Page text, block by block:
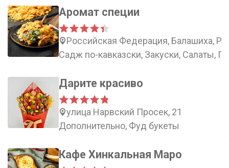
Аромат специи
Российская Федерация, Балашиха,
Садж по-кавказски, Закуски, Салаты,
Дарите красиво
улица Нарвский Просек, 21
Дополнительно, Фуд букеты
Кафе Хинкальная Маро